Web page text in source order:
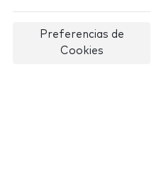
Preferencias de
Cookies